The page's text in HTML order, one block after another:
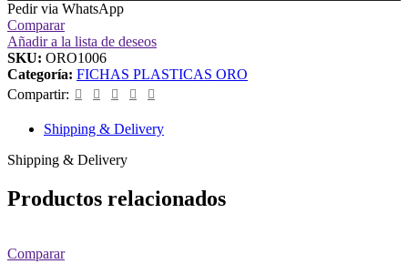
Pedir via WhatsApp
Comparar
Añadir a la lista de deseos
SKU: ORO1006
Categoría: FICHAS PLASTICAS ORO
Compartir:
Shipping & Delivery
Shipping & Delivery
Productos relacionados
Comparar